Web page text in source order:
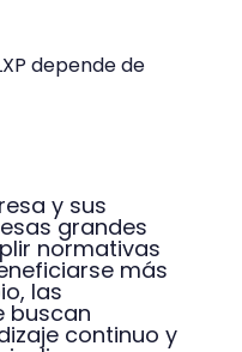
depende de
y sus
grandes
normativas
más
las
buscan
continuo y